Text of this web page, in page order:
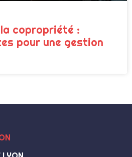
copropriété :
pour une gestion